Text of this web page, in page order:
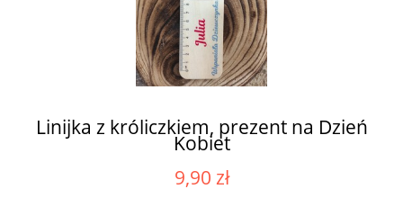
Linijka z króliczkiem, prezent na Dzień
Kobiet
9,90 zł